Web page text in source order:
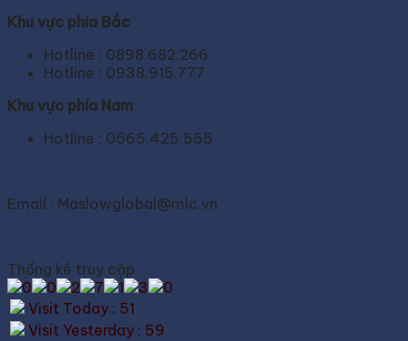
Khu vực phía Bắc
Hotline : 0898.682.266
Hotline : 0938.915.777
Khu vực phía Nam
Hotline : 0565.425.555
Email : Maslowglobal@mlc.vn
Thống kê truy cập
Visit Today : 51
Visit Yesterday : 59